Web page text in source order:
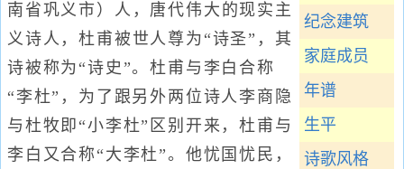
纪念建筑
家庭成员
年谱
生平
诗歌风格
南省巩义市）人，唐代伟大的现实主
义诗人，杜甫被世人尊为“诗圣”，其
诗被称为“诗史”。杜甫与李白合称
“李杜”，为了跟另外两位诗人李商隐
与杜牧即“小李杜”区别开来，杜甫与
李白又合称“大李杜”。他忧国忧民，